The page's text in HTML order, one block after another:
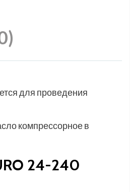
для проведения
компрессорное в
24-240